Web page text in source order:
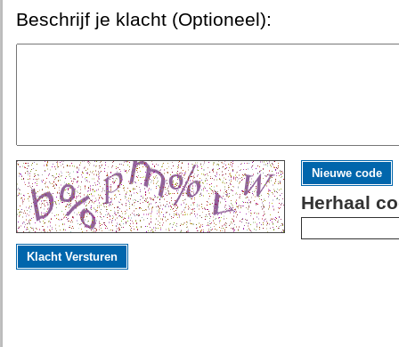
Beschrijf je klacht (Optioneel):
Nieuwe code
Herhaal
Klacht Versturen